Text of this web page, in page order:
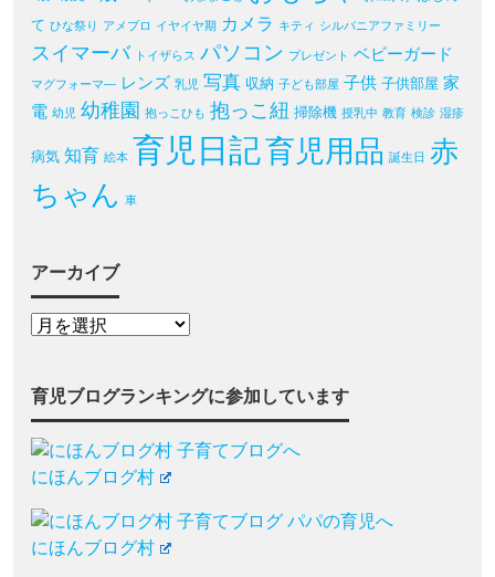
て ひな祭り アメブロ イヤイヤ期 カメラ キティ シルバニアファミリー
スイマーバ トイザらス パソコン プレゼント ベビーガード
マグフォーマ― レンズ 乳児 写真 収納 子ども部屋 子供 子供部屋 家
電 幼児 幼稚園 抱っこひも 抱っこ紐 掃除機 授乳中 教育 検診 湿疹
病気 知育 絵本 育児日記育児用品 誕生日 赤
ちゃん 車
アーカイブ
育児ブログランキングに参加しています
にほんブログ村
にほんブログ村